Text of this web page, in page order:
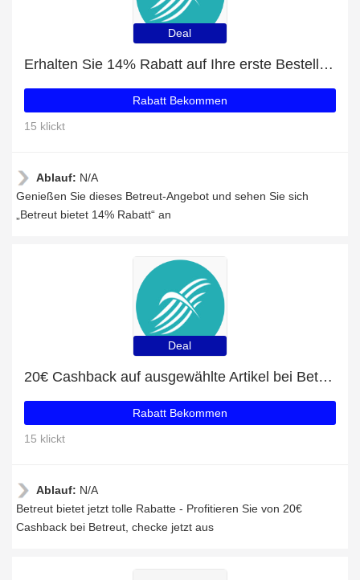
Deal
Erhalten Sie 14% Rabatt auf Ihre erste Bestellung
Rabatt Bekommen
15 klickt
Ablauf: N/A
Genießen Sie dieses Betreut-Angebot und sehen Sie sich
„Betreut bietet 14% Rabatt“ an
Deal
20€ Cashback auf ausgewählte Artikel bei Betreut
Rabatt Bekommen
15 klickt
Ablauf: N/A
Betreut bietet jetzt tolle Rabatte - Profitieren Sie von 20€
Cashback bei Betreut, checke jetzt aus